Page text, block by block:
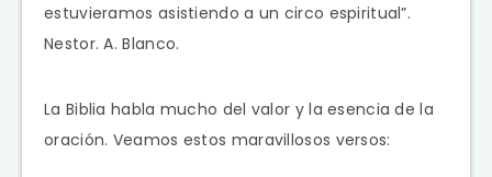
estuvieramos asistiendo a un circo espiritual”.
Nestor. A. Blanco.
La Biblia habla mucho del valor y la esencia de la
oración. Veamos estos maravillosos versos: